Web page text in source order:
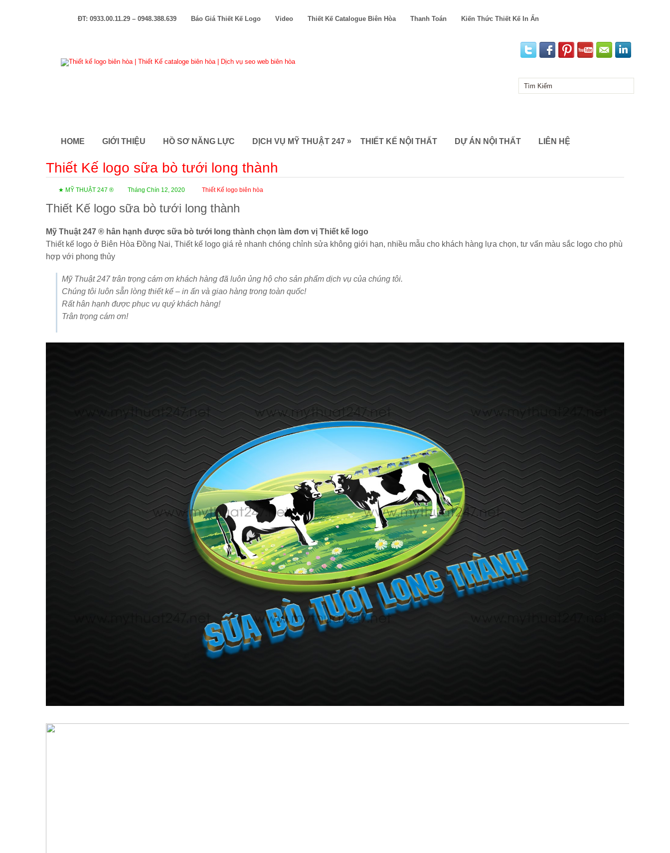
ĐT: 0933.00.11.29 – 0948.388.639 Báo Giá Thiết Kế Logo Video Thiết Kế Catalogue Biên Hòa Thanh Toán Kiến Thức Thiết Kế In Ấn
HOME GIỚI THIỆU HỒ SƠ NĂNG LỰC DỊCH VỤ MỸ THUẬT 247 » THIẾT KẾ NỘI THẤT DỰ ÁN NỘI THẤT LIÊN HỆ
Thiết Kế logo sữa bò tưới long thành
★ MỸ THUẬT 247 ® Tháng Chín 12, 2020 Thiết Kế logo biên hòa
Thiết Kế logo sữa bò tưới long thành
Mỹ Thuật 247 ® hân hạnh được sữa bò tưới long thành chọn làm đơn vị Thiết kế logo
Thiết kế logo ở Biên Hòa Đồng Nai, Thiết kế logo giá rẻ nhanh chóng chỉnh sửa không giới hạn, nhiều mẫu cho khách hàng lựa chọn, tư vấn màu sắc logo cho phù
hợp với phong thủy
Mỹ Thuật 247 trân trọng cám ơn khách hàng đã luôn ủng hộ cho sản phẩm dịch vụ của chúng tôi.
Chúng tôi luôn sẵn lòng thiết kế – in ấn và giao hàng trong toàn quốc!
Rất hân hạnh được phục vụ quý khách hàng!
Trân trọng cám ơn!